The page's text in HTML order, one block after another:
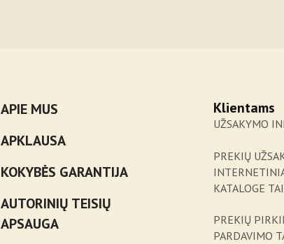
APIE MUS
APKLAUSA
KOKYBĖS GARANTIJA
AUTORINIŲ TEISIŲ
APSAUGA
Klientams
UŽSAKYMO
PREKIŲ
KATALOGE
PREKIŲ
PARDAVIMO